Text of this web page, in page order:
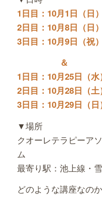
1日目：10月1日（日
2日目：10月8日（日
3日目：10月9日（祝
＆
1日目：10月25日（
2日目：10月28日（
3日目：10月29日（
▼場所
クオーレテラピーア
ム
最寄り駅：池上線・
どのような講座なの